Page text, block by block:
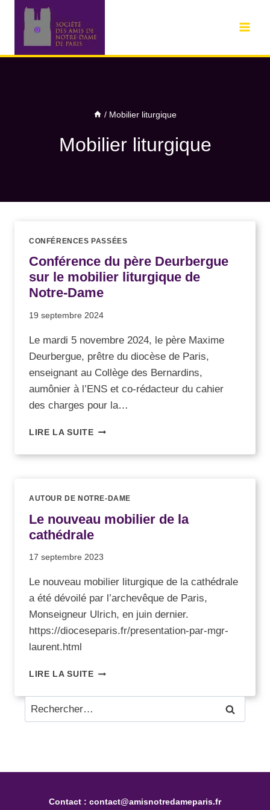
/ Mobilier liturgique
Mobilier liturgique
CONFÉRENCES PASSÉES
Conférence du père Deurbergue
sur le mobilier liturgique de
Notre-Dame
19 septembre 2024
Le mardi 5 novembre 2024, le père Maxime
Deurbergue, prêtre du diocèse de Paris,
enseignant au Collège des Bernardins,
aumônier à l’ENS et co-rédacteur du cahier
des charges pour la…
LIRE LA SUITE
AUTOUR DE NOTRE-DAME
Le nouveau mobilier de la
cathédrale
17 septembre 2023
Le nouveau mobilier liturgique de la cathédrale
a été dévoilé par l’archevêque de Paris,
Monseigneur Ulrich, en juin dernier.
https://dioceseparis.fr/presentation-par-mgr-
laurent.html
LIRE LA SUITE
Contact : contact@amisnotredameparis.fr